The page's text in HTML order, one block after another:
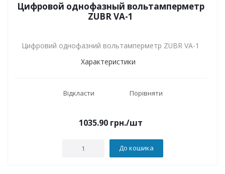
Цифровой однофазный вольтамперметр
ZUBR VA-1
Цифровий однофазний вольтамперметр ZUBR VA-1
Характеристики
Відкласти Порівняти
1035.90 грн./шт
До кошика